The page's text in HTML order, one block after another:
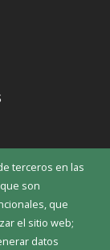
terceros en las
son
que
el sitio web;
datos